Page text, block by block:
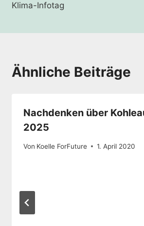
Klima-Infotag
Ähnliche Beiträge
Nachdenken über
2025
Von Koelle ForFuture 1. April 2020